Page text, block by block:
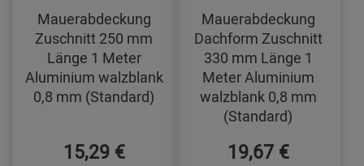
Mauerabdeckung
Zuschnitt 250 mm
Länge 1 Meter
Aluminium walzblank
0,8 mm (Standard)
15,29 €
Mauerabdeckung
Dachform Zuschnitt
330 mm Länge 1
Meter Aluminium
walzblank 0,8 mm
(Standard)
19,67 €